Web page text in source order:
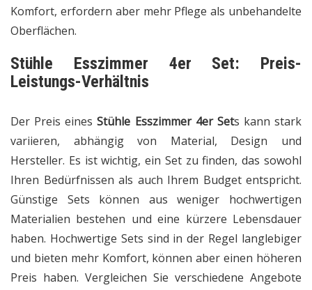
Komfort, erfordern aber mehr Pflege als unbehandelte
Oberflächen.
Stühle Esszimmer 4er Set: Preis-
Leistungs-Verhältnis
Der Preis einesStühle Esszimmer 4er Sets kann stark
variieren, abhängig von Material, Design und
Hersteller. Es ist wichtig, ein Set zu finden, das sowohl
Ihren Bedürfnissen als auch Ihrem Budget entspricht.
Günstige Sets können aus weniger hochwertigen
Materialien bestehen und eine kürzere Lebensdauer
haben. Hochwertige Sets sind in der Regel langlebiger
und bieten mehr Komfort, können aber einen höheren
Preis haben. Vergleichen Sie verschiedene Angebote